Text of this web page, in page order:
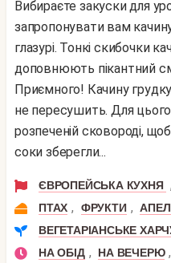
Вибираєте закуски для урочистого обіду? Хочу
запропонувати вам
глазурі. Тонкі скибочки
доповнюють пікантний
Приємного! Качину
не пересушить. Для
розпеченій сковороді,
соки зберегли...
ЄВРОПЕЙСЬКА КУХНЯ ,
ПТАХ , ФРУКТИ ,
ВЕГЕТАРІАНСЬКЕ
НА ОБІД , НА ВЕЧЕРЮ ,